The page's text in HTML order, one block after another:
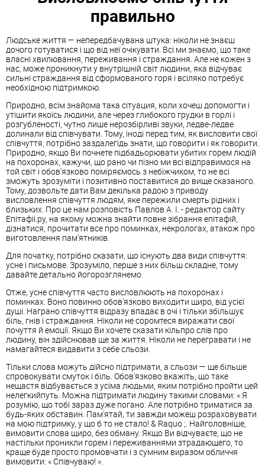
правильно
Людське життя — непередбачувана штука: ніколи не знаєш
дочого готуватися і що від неї очікувати. Всі ми знаємо, що таке
власні хвилювання, переживання і страждання. Але не кожен з
нас, може проникнути у внутрішній світ людини, яка відчуває
сильні страждання від сформованого горя і всіляко потребує
необхідною підтримкою.
Природно, всім знайома така сітуация, коли хочеш допомогти і
утішити якоїсь людини, але через глибокого грудки в горлі і
розгубленості, чутно лише нерозбірливі звуки, ледве-ледве
долинали від співчувати. Тому, іноді перед тим, як висловити свої
співчуття, потрібно заздалегідь знати, що говорити і як говорити.
Природно, якщо Ви почнете підбадьорювати убитих горем людїй
на похоронах, кажучи, що рано чи пізно ми всі відправимося на
той світ і обов'язково поміряємось з небіжчиком, то не всі
зможуть зрозуміти і позитивно поставитися до вище сказаного.
Тому, дозвольте дати Вам декілька радою з приводу
висловлення співчуття людям, яке пережили смерть рідних і
близьких. Про це нам розповість Павлов А. І. - редактор сайту
Епітафіі.ру, на якому можна знайти повне зібрання епітафій,
дізнатися, прочитати все про поминках, некрологах, атакож про
виготовлення пам'ятників.
Для початку, потрібно сказати, що існують два види співчуття:
усне і письмове. Зрозуміло, перше з них більш складне, тому
давайте детально йогорозглянемо.
Отже, усне співчуття часто висловлюють на похоронах і
поминках. Воно повинно обов'язково виходити щиро, від усієї
душі. Награно співчуття відразу впадає в очі і тільки збільшує
біль, гнів і страждання. Ніколи не соромтеся виражати свої
почуття й емоції. Якщо Ви хочете сказати кільпро слів про
людину, він здійснював ще за життя. Ніколи не перегравати і не
намагайтеся видавити з себе сльози.
Тільки слова можуть дійсно підтримати, а сльози — ще більше
спровокувати смуток і біль. Обов'язково вкажіть, що таке
нещастя відбувається з усіма людьми, яким потрібно пройти цей
нелегкийпуть. Можна підтримати людину такими словами: « Я
розумію, що тобі зараз дуже погано. Але потрібно триматися за
будь-яких обставин. Пам'ятай, ти завжди можеш розраховувати
на мою підтримку, у що б то не стало! & Raquo ;. Найголовніше,
вимовити слова щиро, без обману. Якщо Ви відчуваєте, що не
настільки проникли горем і переживаннями зтрадающего, то
краще буде просто промовчати і з сумним виразом обличчя
вимовити: « Співчуваю! ».